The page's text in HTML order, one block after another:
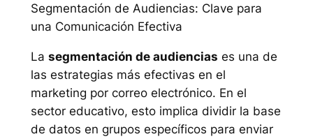
Segmentación de Audiencias: Clave para
una Comunicación Efectiva
La segmentación de audiencias es una de
las estrategias más efectivas en el
marketing por correo electrónico. En el
sector educativo, esto implica dividir la base
de datos en grupos específicos para enviar